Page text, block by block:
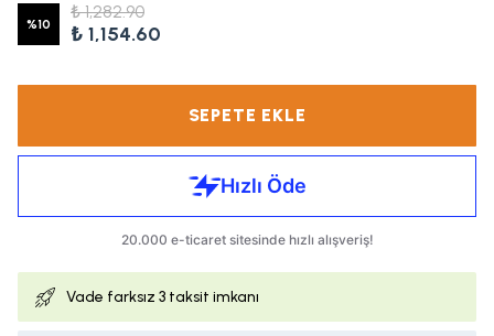
%10
₺ 1,282.90
₺ 1,154.60
SEPETE EKLE
Vade farksız 3 taksit imkanı